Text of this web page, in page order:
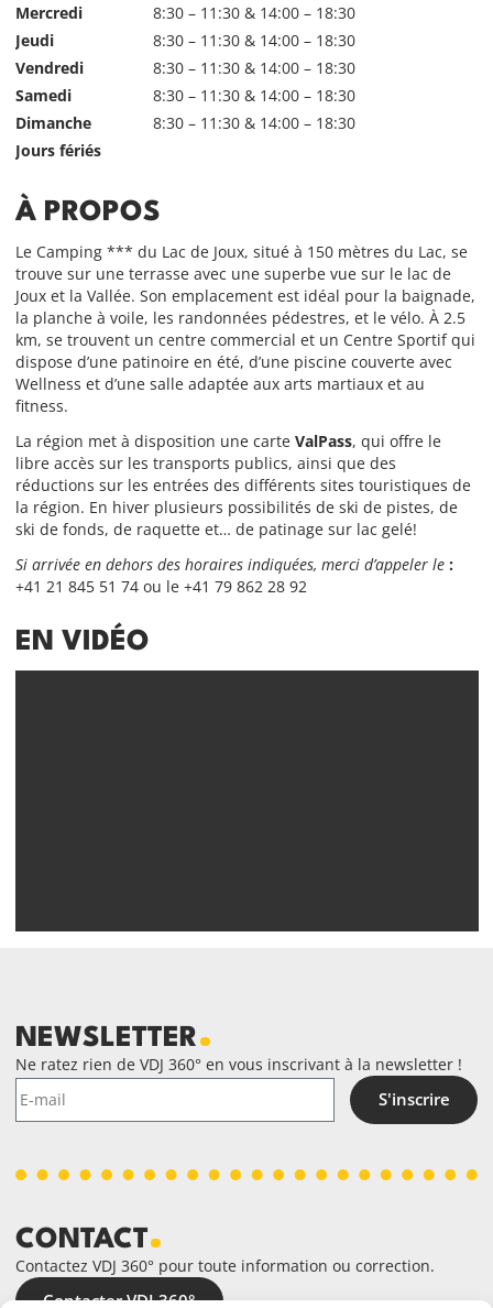
Mercredi
8:30 – 11:30 & 14:00 – 18:30
Jeudi
8:30 – 11:30 & 14:00 – 18:30
Vendredi
8:30 – 11:30 & 14:00 – 18:30
Samedi
8:30 – 11:30 & 14:00 – 18:30
Dimanche
8:30 – 11:30 & 14:00 – 18:30
Jours fériés
À PROPOS
Le Camping *** du Lac de Joux, situé à 150 mètres du Lac, se
trouve sur une terrasse avec une superbe vue sur le lac de
Joux et la Vallée. Son emplacement est idéal pour la baignade,
la planche à voile, les randonnées pédestres, et le vélo. À 2.5
km, se trouvent un centre commercial et un Centre Sportif qui
dispose d’une patinoire en été, d’une piscine couverte avec
Wellness et d’une salle adaptée aux arts martiaux et au
fitness.
La région met à disposition une carte ValPass, qui offre le
libre accès sur les transports publics, ainsi que des
réductions sur les entrées des différents sites touristiques de
la région. En hiver plusieurs possibilités de ski de pistes, de
ski de fonds, de raquette et… de patinage sur lac gelé!
Si arrivée en dehors des horaires indiquées, merci d’appeler le:
+41 21 845 51 74 ou le +41 79 862 28 92
EN VIDÉO
NEWSLETTER
Ne ratez rien de VDJ 360° en vous inscrivant à la newsletter !
S'inscrire
CONTACT
Contactez VDJ 360° pour toute information ou correction.
Contacter VDJ 360°